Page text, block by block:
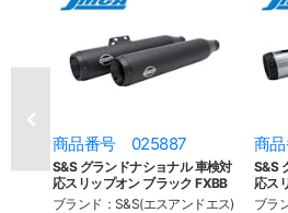
商品番号 025887
S&S グランドナショナル 車検対
応スリップオン ブラック FXBB
ブランド：S&S(エスアンドエス)
商
S&S
応ス
ブラ